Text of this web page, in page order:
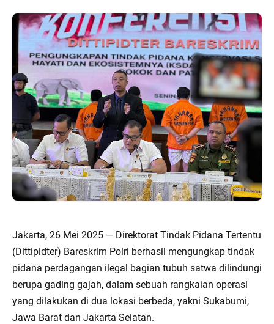
Jakarta, 26 Mei 2025 — Direktorat Tindak Pidana Tertentu
(Dittipidter) Bareskrim Polri berhasil mengungkap tindak
pidana perdagangan ilegal bagian tubuh satwa dilindungi
berupa gading gajah, dalam sebuah rangkaian operasi
yang dilakukan di dua lokasi berbeda, yakni Sukabumi,
Jawa Barat dan Jakarta Selatan.